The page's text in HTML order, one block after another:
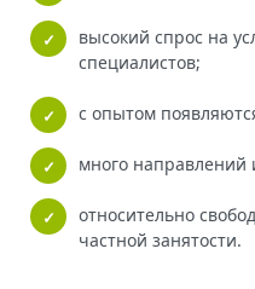
высокий спрос на
специалистов;
с опытом
много направлений
относительно
частной занятости.